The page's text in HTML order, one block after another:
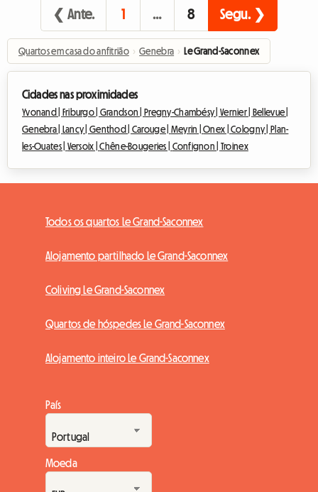
❮ Ante. 1 … 8 Segu. ❯
Quartos em casa do anfitrião › Genebra › Le Grand-Saconnex
Cidades nas proximidades
Yvonand | Friburgo | Grandson | Pregny-Chambésy |Vernier |
Bellevue |
Genebra |
Lancy |Genthod | Carouge | Meyrin |Onex |Cologny |
Plan-
les-Ouates | Versoix |Chêne-Bougeries | Confignon | Troinex
Todos os quartos Le Grand-Saconnex
Alojamento partilhado Le Grand-Saconnex
Coliving Le Grand-Saconnex
Quartos de hóspedes Le Grand-Saconnex
Alojamento inteiro Le Grand-Saconnex
País
Moeda